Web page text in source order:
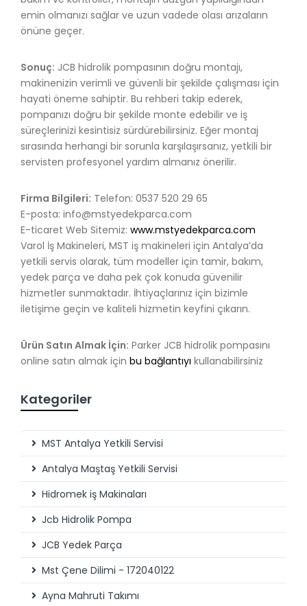
emin olmanızı sağlar ve uzun vadede olası arızaların
önüne geçer.
Sonuç: JCB hidrolik pompasının doğru montajı,
makinenizin verimli ve güvenli bir şekilde çalışması için
hayati öneme sahiptir. Bu rehberi takip ederek,
pompanızı doğru bir şekilde monte edebilir ve iş
süreçlerinizi kesintisiz sürdürebilirsiniz. Eğer montaj
sırasında herhangi bir sorunla karşılaşırsanız, yetkili bir
servisten profesyonel yardım almanız önerilir.
Firma Bilgileri: Telefon: 0537 520 29 65
E-posta: info@mstyedekparca.com
E-ticaret Web Sitemiz: www.mstyedekparca.com
Varol İş Makineleri, MST iş makineleri için Antalya’da
yetkili servis olarak, tüm modeller için tamir, bakım,
yedek parça ve daha pek çok konuda güvenilir
hizmetler sunmaktadır. İhtiyaçlarınız için bizimle
iletişime geçin ve kaliteli hizmetin keyfini çıkarın.
Ürün Satın Almak İçin: Parker JCB hidrolik pompasını
online satın almak için bu bağlantıyı kullanabilirsiniz
Kategoriler
MST Antalya Yetkili Servisi
Antalya Maştaş Yetkili Servisi
Hidromek iş Makinaları
Jcb Hidrolik Pompa
JCB Yedek Parça
Mst Çene Dilimi - 172040122
Ayna Mahruti Takımı